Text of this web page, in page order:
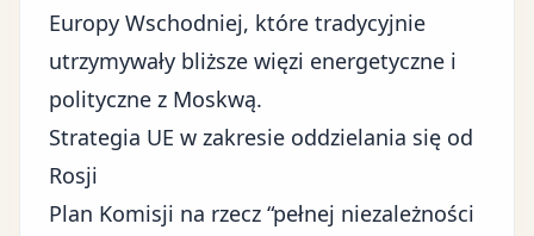
Europy Wschodniej, które tradycyjnie
utrzymywały bliższe więzi energetyczne i
polityczne z Moskwą.
Strategia UE w zakresie oddzielania się od
Rosji
Plan Komisji na rzecz “pełnej niezależności